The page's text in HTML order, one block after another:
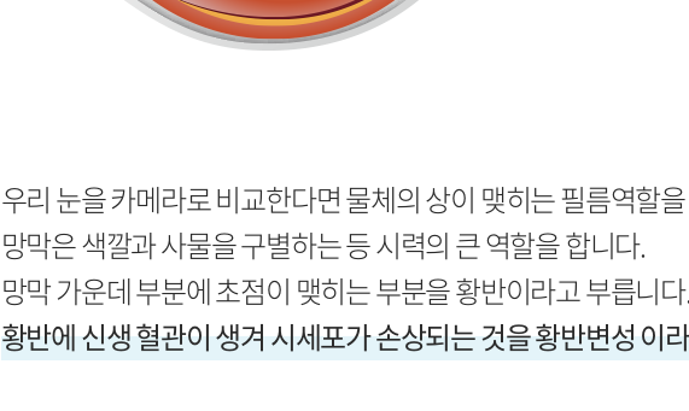
우리 눈을 카메라로 비교한다면 물체의 상이 맺히는 필름역할
망막은 색깔과 사물을 구별하는 등 시력의 큰 역할을 합니다.
망막 가운데 부분에 초점이 맺히는 부분을 황반이라고 부릅니
황반에 신생 혈관이 생겨 시세포가 손상되는 것을 황반변성 이